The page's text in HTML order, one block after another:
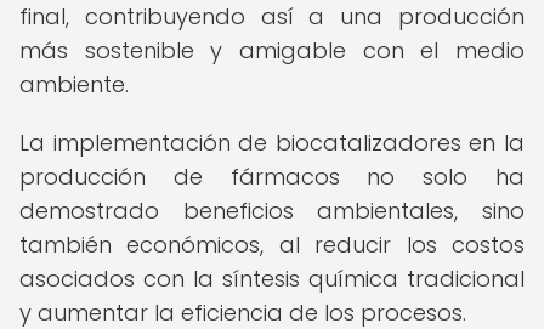
final, contribuyendo así a una producción
más sostenible y amigable con el medio
ambiente.
La implementación de biocatalizadores en la
producción de fármacos no solo ha
demostrado beneficios ambientales, sino
también económicos, al reducir los costos
asociados con la síntesis química tradicional
y aumentar la eficiencia de los procesos.